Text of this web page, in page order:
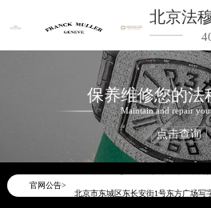
北京法
保养维修您的法
Maintain and repair
点击查询
官网公告>
2026年6月法穆兰北京市售后服务网络
2026年6月北京市法穆兰官方售后客户
2026年6月法穆兰售后服务中心最新网